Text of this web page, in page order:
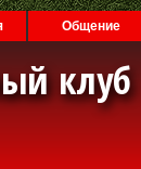
Общение
клуб